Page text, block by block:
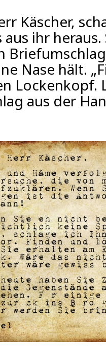
Käscher,
ihr heraus.
Nase hält.
Lockenkopf.
aus der